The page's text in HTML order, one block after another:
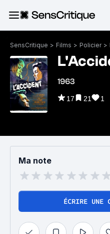
SensCritique > Films > Policier >
1963
17 21 1
Ma note
ÉCRIRE UNE